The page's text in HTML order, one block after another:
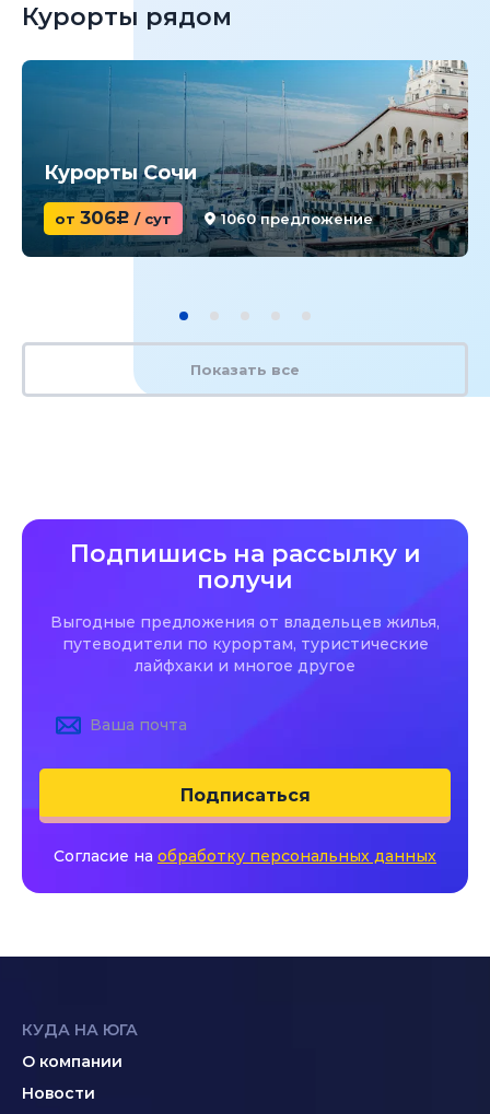
Курорты рядом
Курорты Сочи
от 306c / сут 1060 предложение
Показать все
Подпишись на рассылку и
получи
Выгодные предложения от владельцев жилья,
путеводители по курортам, туристические
лайфхаки и многое другое
Подписаться
Согласие на обработку персональных данных
КУДА НА ЮГА
О компании
Новости